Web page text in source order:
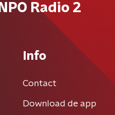
Radio 2
Info
Contact
Download de app